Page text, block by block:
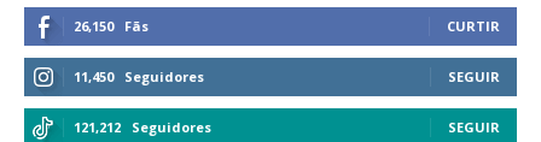
26,150 Fãs CURTIR
11,450 Seguidores SEGUIR
121,212 Seguidores SEGUIR